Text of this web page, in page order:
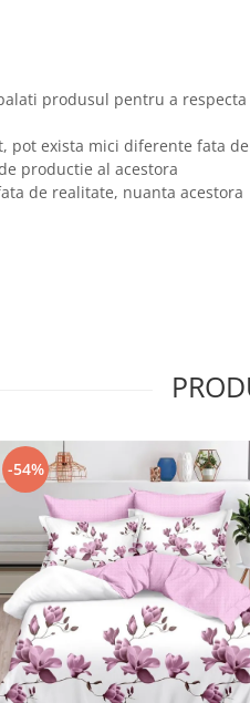
produsul pentru a respecta
pot exista mici diferente fata de
productie al acestora
de realitate, nuanta acestora
-54%